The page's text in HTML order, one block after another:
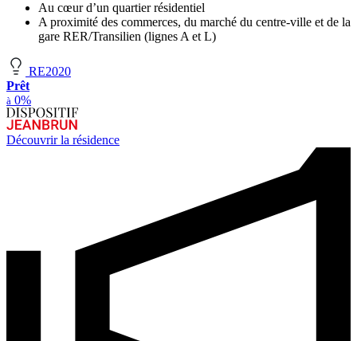
Au cœur d’un quartier résidentiel
A proximité des commerces, du marché du centre-ville et de la
gare RER/Transilien (lignes A et L)
RE2020
Prêt
à 0%
Découvrir la résidence